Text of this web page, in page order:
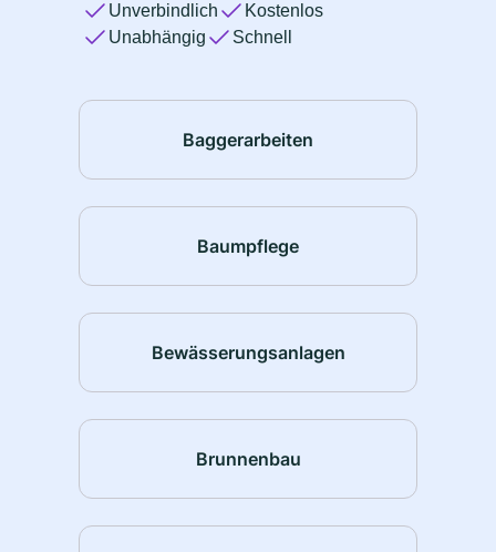
Unverbindlich
Kostenlos
Unabhängig
Schnell
Baggerarbeiten
Baumpflege
Bewässerungsanlagen
Brunnenbau